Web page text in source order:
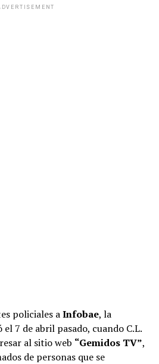
policiales aInfobae, la
7 de abril pasado, cuando C.L.
al sitio web “Gemidos TV”,
de personas que se